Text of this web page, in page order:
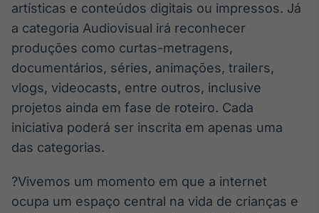
Investimentos
Em breve
Tokenização
de ativos
artísticas e conteúdos digitais ou impressos. Já
a categoria Audiovisual irá reconhecer
produções como curtas-metragens,
documentários, séries, animações, trailers,
vlogs, videocasts, entre outros, inclusive
projetos ainda em fase de roteiro. Cada
iniciativa poderá ser inscrita em apenas uma
das categorias.
?Vivemos um momento em que a internet
ocupa um espaço central na vida de crianças e